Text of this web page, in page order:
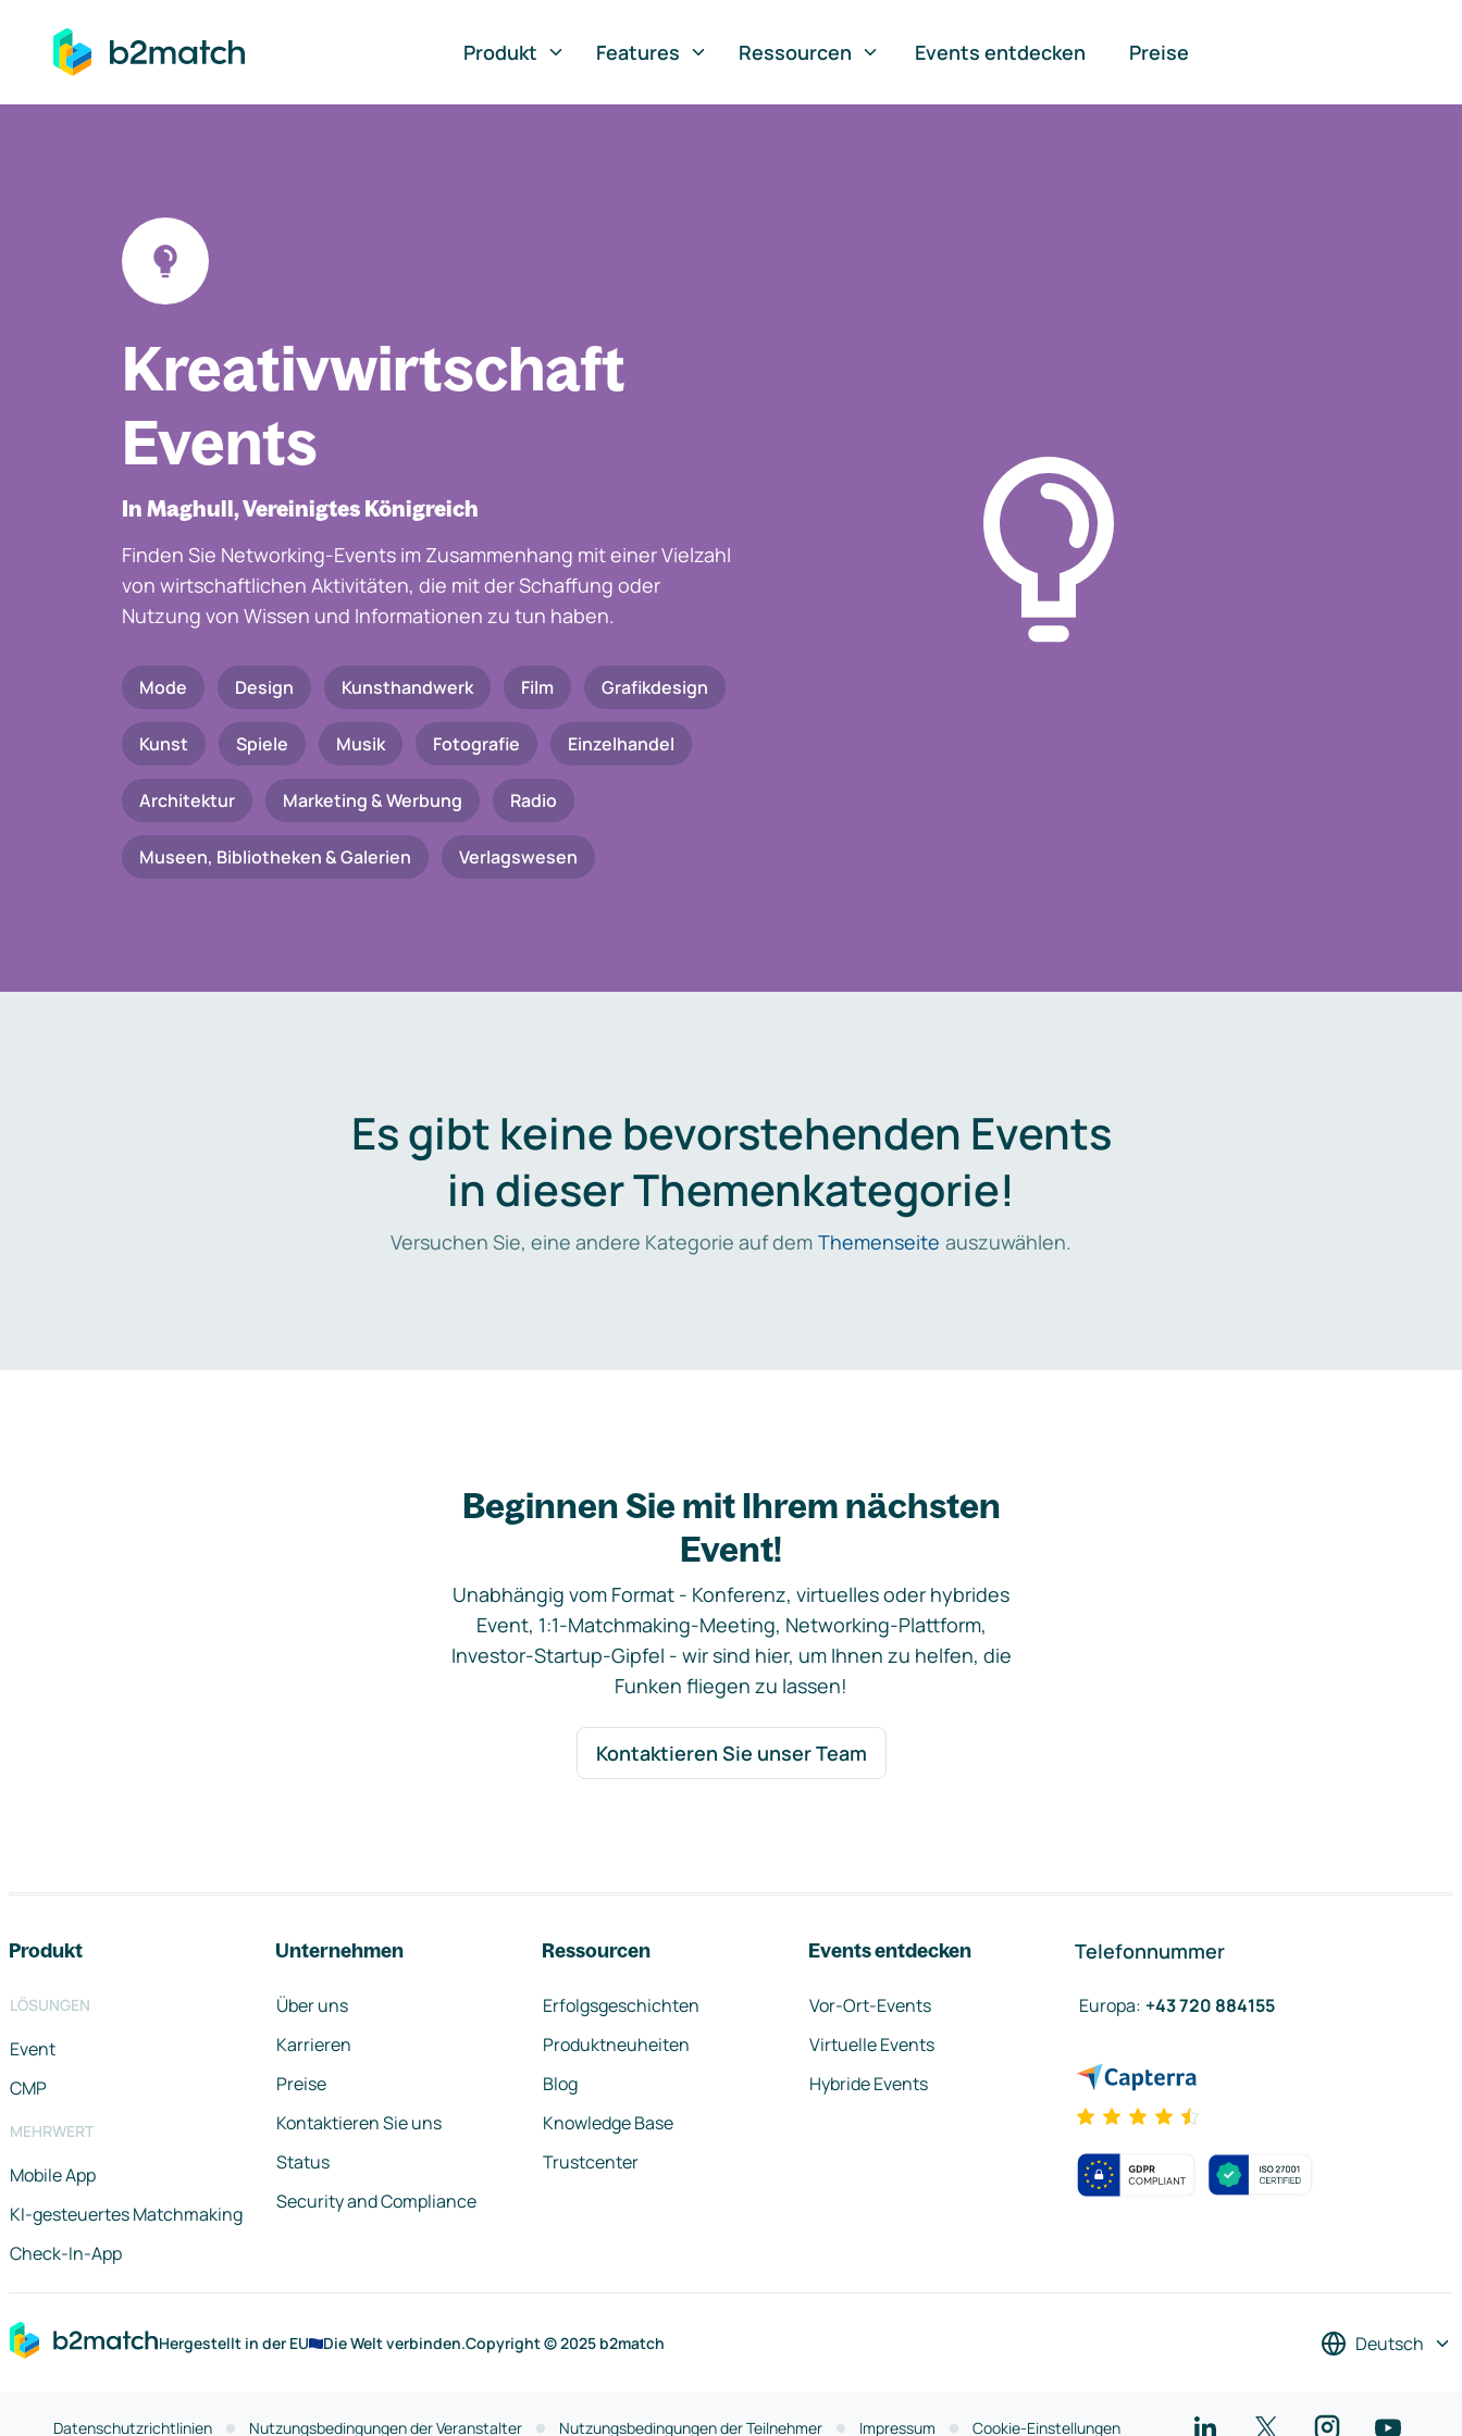
springen
Produkt
Features Ressourcen Events entdecken Preise
Kreativwirtschaft
Events
In Maghull, Vereinigtes Königreich
Finden Sie Networking-Events im Zusammenhang mit einer Vielzahl
von wirtschaftlichen Aktivitäten, die mit der Schaffung oder
Nutzung von Wissen und Informationen zu tun haben.
Mode Design Kunsthandwerk Film Grafikdesign
Kunst Spiele Musik Fotografie Einzelhandel
Architektur Marketing & Werbung Radio
Museen, Bibliotheken & Galerien Verlagswesen
Es gibt keine bevorstehenden Events
in dieser Themenkategorie!
Versuchen Sie, eine andere Kategorie auf dem Themenseite auszuwählen.
Beginnen Sie mit Ihrem nächsten
Event!
Unabhängig vom Format - Konferenz, virtuelles oder hybrides
Event, 1:1-Matchmaking-Meeting, Networking-Plattform,
Investor-Startup-Gipfel - wir sind hier, um Ihnen zu helfen, die
Funken fliegen zu lassen!
Kontaktieren Sie unser Team
Produkt
LÖSUNGEN
Event
CMP
MEHRWERT
Mobile App
KI-gesteuertes Matchmaking
Check-In-App
Unternehmen
Über uns
Karrieren
Preise
Kontaktieren Sie uns
Status
Security and Compliance
Ressourcen
Erfolgsgeschichten
Produktneuheiten
Blog
Knowledge Base
Trustcenter
Events entdecken
Vor-Ort-Events
Virtuelle Events
Hybride Events
Telefonnummer
Europa: +43 720 884155
Hergestellt in der EU Die Welt verbinden.Copyright © 2025 b2match Deutsch
Datenschutzrichtlinien Nutzungsbedingungen der Veranstalter Nutzungsbedingungen der Teilnehmer Impressum Cookie-Einstellungen